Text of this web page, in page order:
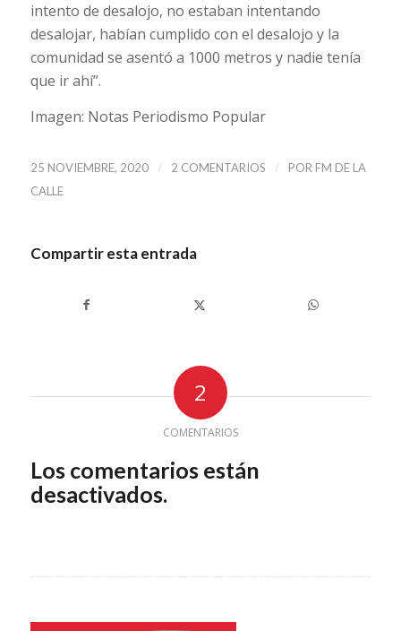
intento de desalojo, no estaban intentando
desalojar, habían cumplido con el desalojo y la
comunidad se asentó a 1000 metros y nadie tenía
que ir ahí”.
Imagen: Notas Periodismo Popular
25 NOVIEMBRE, 2020 / 2 COMENTARIOS / POR FM DE LA
CALLE
Compartir esta entrada
2
COMENTARIOS
Los comentarios están
desactivados.